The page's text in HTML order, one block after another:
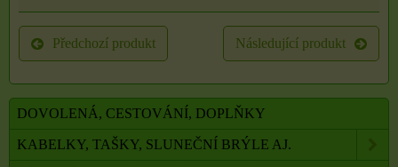
Předchozí produkt Následující produkt
DOVOLENÁ, CESTOVÁNÍ, DOPLŇKY
KABELKY, TAŠKY, SLUNEČNÍ BRÝLE AJ.